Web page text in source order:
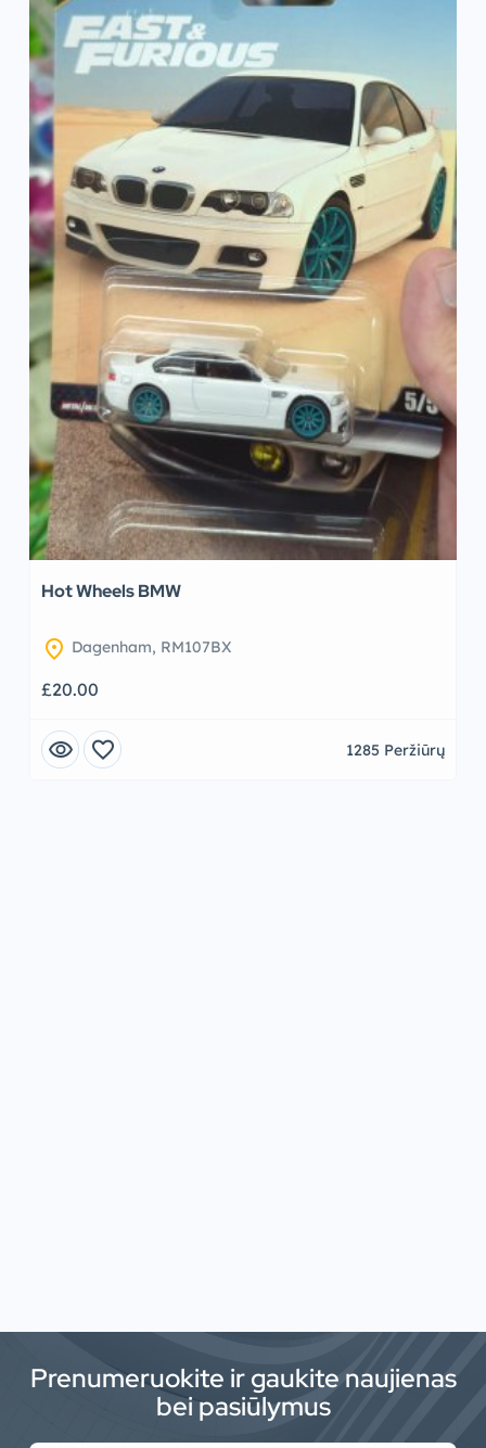
Hot Wheels BMW
location_on Dagenham, RM107BX
£20.00
visibility favorite 1285 Peržiūrų
Prenumeruokite ir gaukite naujienas
bei pasiūlymus